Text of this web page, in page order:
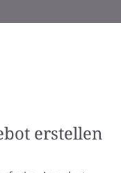
erstellen